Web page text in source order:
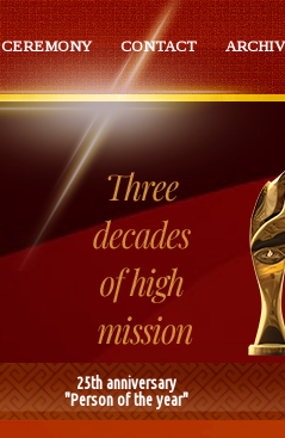
CONTACT
25th anniversary
"Person of the year"